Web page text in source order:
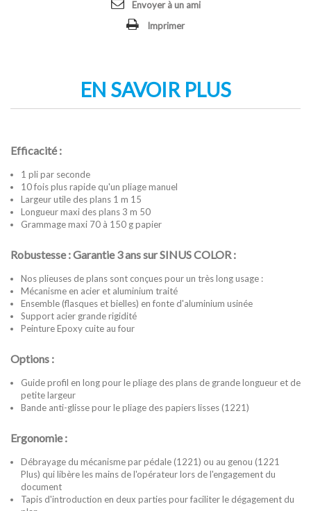
Envoyer à un ami
Imprimer
EN SAVOIR PLUS
Efficacité :
1 pli par seconde
10 fois plus rapide qu'un pliage manuel
Largeur utile des plans 1 m 15
Longueur maxi des plans 3 m 50
Grammage maxi 70 à 150 g papier
Robustesse : Garantie 3 ans sur SINUS COLOR :
Nos plieuses de plans sont conçues pour un très long usage :
Mécanisme en acier et aluminium traité
Ensemble (flasques et bielles) en fonte d'aluminium usinée
Support acier grande rigidité
Peinture Epoxy cuite au four
Options :
Guide profil en long pour le pliage des plans de grande longueur et de
petite largeur
Bande anti-glisse pour le pliage des papiers lisses (1221)
Ergonomie :
Débrayage du mécanisme par pédale (1221) ou au genou (1221
Plus) qui libère les mains de l'opérateur lors de l'engagement du
document
Tapis d'introduction en deux parties pour faciliter le dégagement du